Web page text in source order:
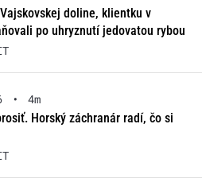
doline, klientku v
po uhryznutí jedovatou rybou
•
4m
Horský záchranár radí, čo si